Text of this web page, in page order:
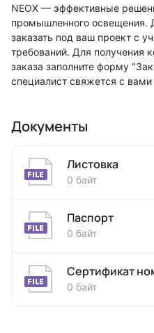
NEOX — эффективные
промышленного
заказать под ваш проект с
требований. Для получения
заказа заполните форму
специалист свяжется с
Документы
Листовка
0 байт
Паспорт
0 байт
Сертификат
0 байт